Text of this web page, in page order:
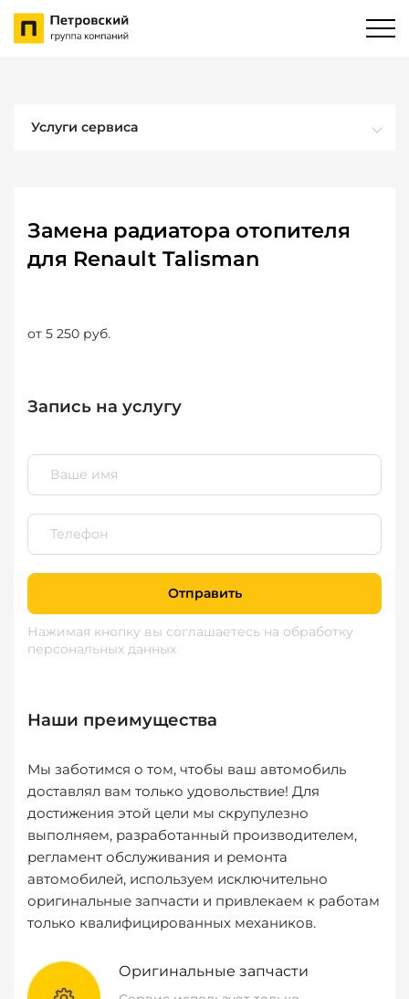
Услуги сервиса
Замена радиатора отопителя
для Renault Talisman
от 5 250 руб.
Запись на услугу
Отправить
Нажимая кнопку вы соглашаетесь на обработку
персональных данных
Наши преимущества
Мы заботимся о том, чтобы ваш автомобиль
доставлял вам только удовольствие! Для
достижения этой цели мы скрупулезно
выполняем, разработанный производителем,
регламент обслуживания и ремонта
автомобилей, используем исключительно
оригинальные запчасти и привлекаем к работам
только квалифицированных механиков.
Оригинальные запчасти